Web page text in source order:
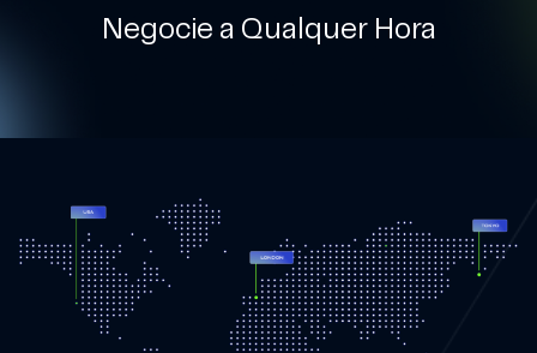
Trading
Negocie a Qualquer Hora